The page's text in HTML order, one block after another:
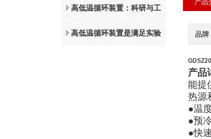
品牌
产品
能提
热源
●温
●预
●快
注意以下几点
高低温循环装置：科研与工
业的温度调控专家
高低温循环装置是满足实验